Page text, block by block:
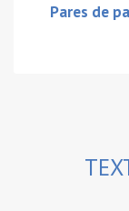
Pares de